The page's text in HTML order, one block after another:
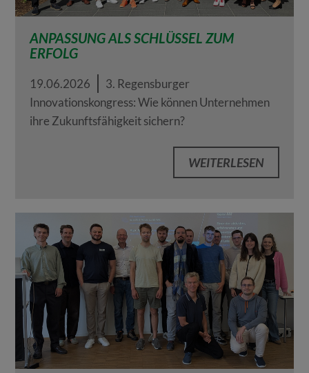
ANPASSUNG ALS SCHLÜSSEL ZUM
ERFOLG
19.06.2026
3. Regensburger
Innovationskongress: Wie können Unternehmen
ihre Zukunftsfähigkeit sichern?
WEITERLESEN